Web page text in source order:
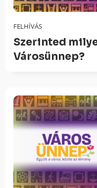
FELHÍVÁS
Szerinted
Városünnep?